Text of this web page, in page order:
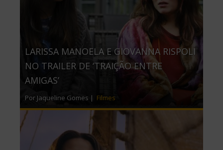
LARISSA MANOELA E GIOVANNA RISPOLI
NO TRAILER DE ‘TRAIÇÃO ENTRE
AMIGAS’
Por Jaqueline Gomes | Filmes